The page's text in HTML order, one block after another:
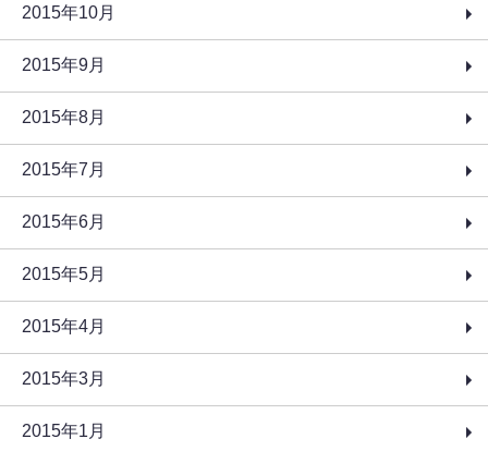
2015年10月
2015年9月
2015年8月
2015年7月
2015年6月
2015年5月
2015年4月
2015年3月
2015年1月